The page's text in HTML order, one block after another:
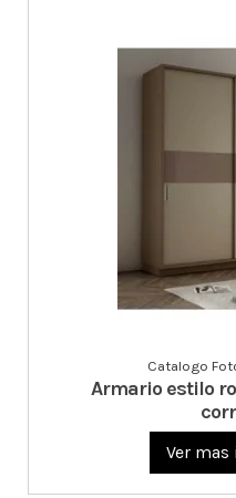
Catalogo
Armario estilo
Ver